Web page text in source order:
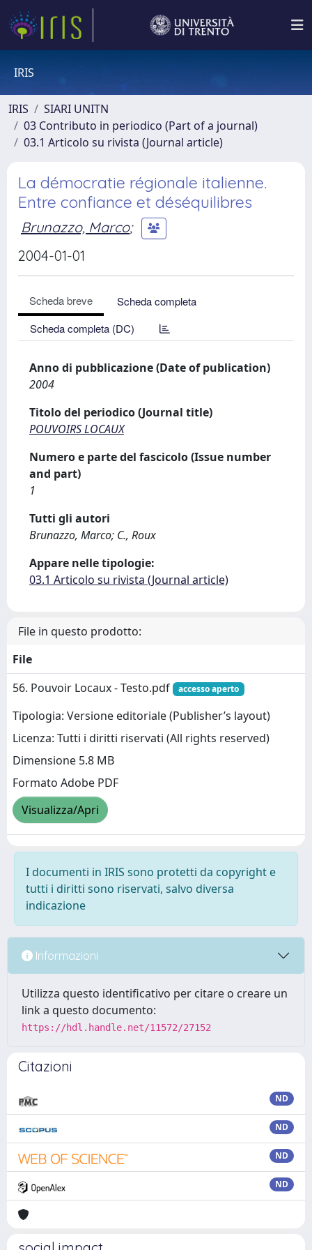
IRIS
IRIS
SIARI UNITN
03 Contributo in periodico (Part of a journal)
03.1 Articolo su rivista (Journal article)
La démocratie régionale italienne.
Entre confiance et déséquilibres
Brunazzo, Marco;
2004-01-01
Scheda breve
Scheda completa
Scheda completa (DC)
Anno di pubblicazione (Date of publication)
2004
Titolo del periodico (Journal title)
POUVOIRS LOCAUX
Numero e parte del fascicolo (Issue number
and part)
1
Tutti gli autori
Brunazzo, Marco; C., Roux
Appare nelle tipologie:
03.1 Articolo su rivista (Journal article)
File in questo prodotto:
File
56. Pouvoir Locaux - Testo.pdf
accesso aperto
Tipologia: Versione editoriale (Publisher’s layout)
Licenza: Tutti i diritti riservati (All rights reserved)
Dimensione 5.8 MB
Formato Adobe PDF
Visualizza/Apri
I documenti in IRIS sono protetti da copyright e
tutti i diritti sono riservati, salvo diversa
indicazione
Informazioni
Utilizza questo identificativo per citare o creare un
link a questo documento:
https://hdl.handle.net/11572/27152
Citazioni
ND
ND
ND
ND